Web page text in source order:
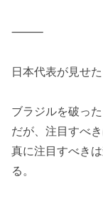
⸻
日本代表が見せ
ブラジルを破っ
だが、注目すべ
真に注目すべき
る。